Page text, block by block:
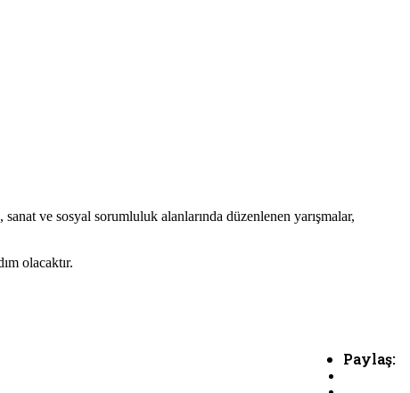
ve sosyal sorumluluk alanlarında düzenlenen yarışmalar,
olacaktır.
Paylaş: